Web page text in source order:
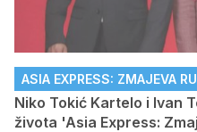
ASIA EXPRESS: ZMAJEVA
Niko Tokić Kartelo i Ivan
života 'Asia Express: